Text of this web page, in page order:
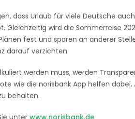
dass Urlaub für viele Deutsche
Gleichzeitig wird die Sommerreise
fest und sparen an anderer
darauf verzichten.
werden muss, werden
wie die norisbank App helfen dabei,
behalten.
unter www.norisbank.de